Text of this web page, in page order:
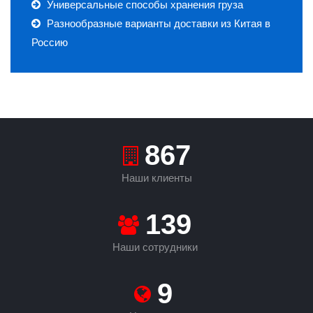
Универсальные способы хранения груза
Разнообразные варианты доставки из Китая в
Россию
933
Наши клиенты
149
Наши сотрудники
9